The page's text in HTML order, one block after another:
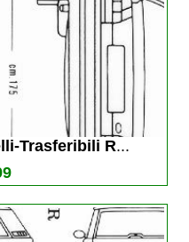
Trasferibili R...